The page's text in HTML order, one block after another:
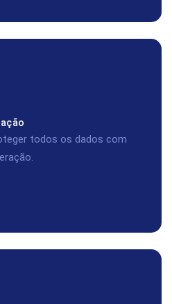
todos os dados com